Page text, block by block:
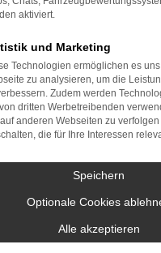
zu beheben.
auf dem
Software birgt nicht nur
sondern kann
dass bestimmte
werden.
dich an den
du alle oben genannten
kontaktiere uns bitte. Wir
das Problem zu
Text schicken, um uns
aktiviert.
und Marketing
Technologien ermöglichen es
zu analysieren, um die
Zudem werden
dritten Werbetreibenden
anderen Webseiten zu
die für Ihre Interessen
Speichern
Optionale Cookies
Alle akzeptieren